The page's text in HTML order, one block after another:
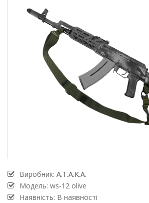
Виробник: А.Т.А.К.А.
Модель: ws-12 olive
Наявність: В наявності